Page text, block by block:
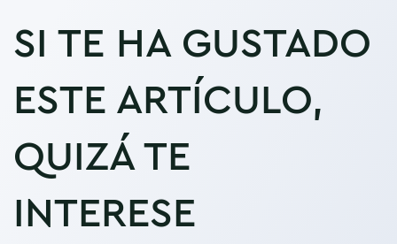
SI TE HA GUSTADO
ESTE ARTÍCULO,
QUIZÁ TE
INTERESE